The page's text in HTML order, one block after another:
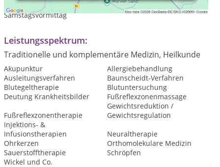
Termine nach Vereinbarug, auch in den Abendstunden oder
Samstagsvormittag
Leistungsspektrum:
Traditionelle und komplementäre Medizin, Heilkunde
Akupunktur
Allergiebehandlung
Ausleitungsverfahren
Baunscheidt-Verfahren
Blutegeltherapie
Blutuntersuchung
Deutung Krankheitsbilder
Fußreflexzonenmassage
Fußreflexzonentherapie
Gewichtsreduktion /
Gewichtsregulation
Injektions- &
Infusionstherapien
Neuraltherapie
Ohrkerzen
Orthomolekulare Medizin
Sauerstofftherapie
Schröpfen
Wickel und Co.